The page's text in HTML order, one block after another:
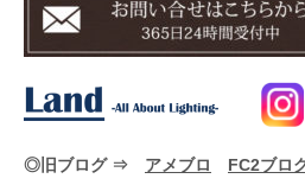
◎旧ブログ ⇒ アメブロ FC2ブロ